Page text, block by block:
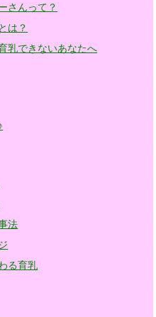
さんって？
は？
乳できないあなたへ
法
る育乳